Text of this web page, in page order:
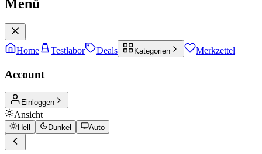
Menü
Home Testlabor Deals Kategorien Merkzettel
Account
Einloggen
Ansicht
Hell Dunkel Auto